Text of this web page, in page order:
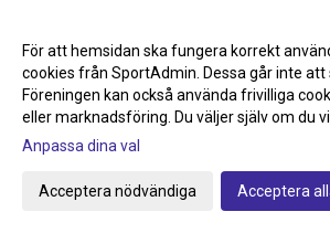
Tävling Green Hill 14/8 Stockholm
Idag börjar sommarträningen och Tävling på gång!
Nytt tävlingssystem för Judotävlingar
Sommarträning från och med 29/6 kl 17.30-18.45
Knappen klubbshop är uppdaterad
Passa på och stötta klubben, köp klubbkläder på
För att hemsidan ska fungera korrekt
cookies från SportAdmin. Dessa går inte att
Föreningen kan också använda frivilliga
eller marknadsföring. Du väljer själv om du
Anpassa dina val
Acceptera nödvändiga Acceptera